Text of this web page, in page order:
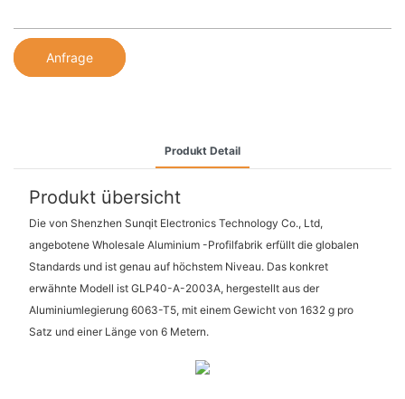
Anfrage
Produkt Detail
Produkt übersicht
Die von Shenzhen Sunqit Electronics Technology Co., Ltd,
angebotene Wholesale Aluminium -Profilfabrik erfüllt die globalen
Standards und ist genau auf höchstem Niveau. Das konkret
erwähnte Modell ist GLP40-A-2003A, hergestellt aus der
Aluminiumlegierung 6063-T5, mit einem Gewicht von 1632 g pro
Satz und einer Länge von 6 Metern.